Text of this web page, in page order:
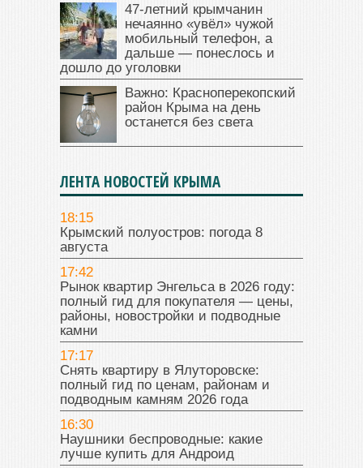
47‑летний крымчанин
нечаянно «увёл» чужой
мобильный телефон, а
дальше — понеслось и
дошло до уголовки
Важно: Красноперекопский
район Крыма на день
останется без света
ЛЕНТА НОВОСТЕЙ КРЫМА
18:15
Крымский полуостров: погода 8
августа
17:42
Рынок квартир Энгельса в 2026 году:
полный гид для покупателя — цены,
районы, новостройки и подводные
камни
17:17
Снять квартиру в Ялуторовске:
полный гид по ценам, районам и
подводным камням 2026 года
16:30
Наушники беспроводные: какие
лучше купить для Андроид